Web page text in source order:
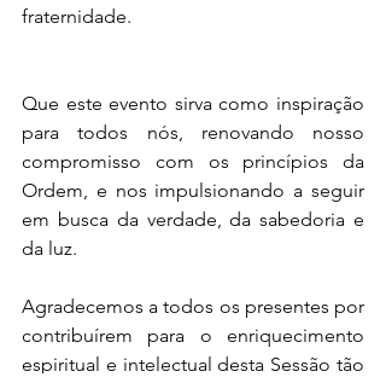
fraternidade.
Que este evento sirva como inspiração
para todos nós, renovando nosso
compromisso com os princípios da
Ordem, e nos impulsionando a seguir
em busca da verdade, da sabedoria e
da luz.
Agradecemos a todos os presentes por
contribuírem para o enriquecimento
espiritual e intelectual desta Sessão tão